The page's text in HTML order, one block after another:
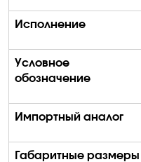
Исполнение
Условное
обозначение
Импортный аналог
Габаритные размеры